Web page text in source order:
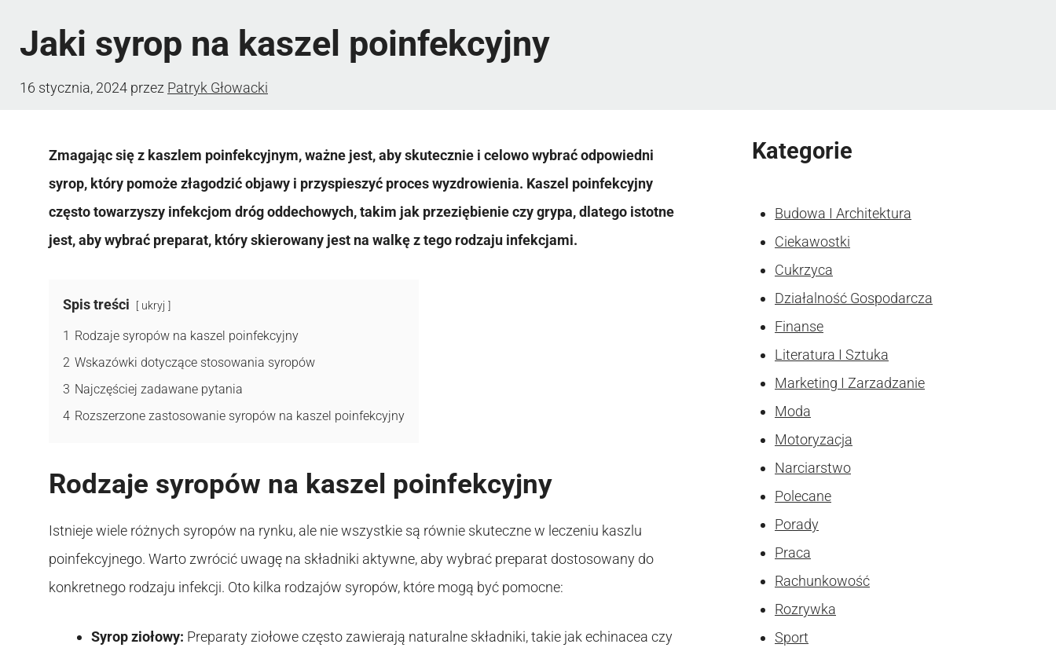
Jaki syrop na kaszel poinfekcyjny
16 stycznia, 2024 przez Patryk Głowacki
Zmagając się z kaszlem poinfekcyjnym, ważne jest, aby skutecznie i celowo wybrać odpowiedni
syrop, który pomoże złagodzić objawy i przyspieszyć proces wyzdrowienia. Kaszel poinfekcyjny
często towarzyszy infekcjom dróg oddechowych, takim jak przeziębienie czy grypa, dlatego istotne
jest, aby wybrać preparat, który skierowany jest na walkę z tego rodzaju infekcjami.
Spis treści ukryj
1 Rodzaje syropów na kaszel poinfekcyjny
2 Wskazówki dotyczące stosowania syropów
3 Najczęściej zadawane pytania
4 Rozszerzone zastosowanie syropów na kaszel poinfekcyjny
Rodzaje syropów na kaszel poinfekcyjny
Istnieje wiele różnych syropów na rynku, ale nie wszystkie są równie skuteczne w leczeniu kaszlu
poinfekcyjnego. Warto zwrócić uwagę na składniki aktywne, aby wybrać preparat dostosowany do
konkretnego rodzaju infekcji. Oto kilka rodzajów syropów, które mogą być pomocne:
Syrop ziołowy: Preparaty ziołowe często zawierają naturalne składniki, takie jak echinacea czy
Kategorie
Budowa I Architektura
Ciekawostki
Cukrzyca
Działalność Gospodarcza
Finanse
Literatura I Sztuka
Marketing I Zarzadzanie
Moda
Motoryzacja
Narciarstwo
Polecane
Porady
Praca
Rachunkowość
Rozrywka
Sport